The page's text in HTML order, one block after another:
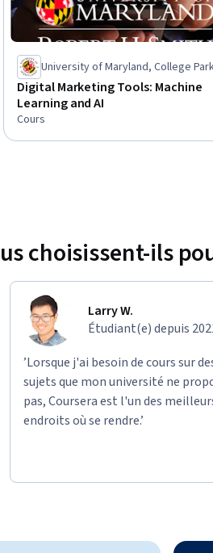
University of Maryland, College
Digital Marketing Tools: Machine
Learning and AI
Cours
choisissent-ils
Larry W.
Étudiant(e) depuis
’Lorsque j'ai besoin de cours sur
sujets que mon université ne
pas, Coursera est l'un des
endroits où se rendre.’